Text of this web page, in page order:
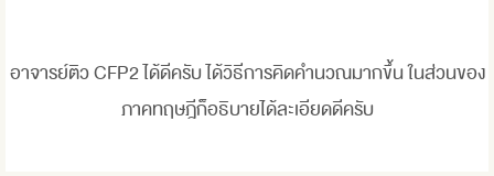
อาจารย์ติว CFP2 ได้ดีครับ ได้วิธีการคิดคำนวณมากขึ้น ในส่วนของ
ภาคทฤษฎีก็อธิบายได้ละเอียดดีครับ